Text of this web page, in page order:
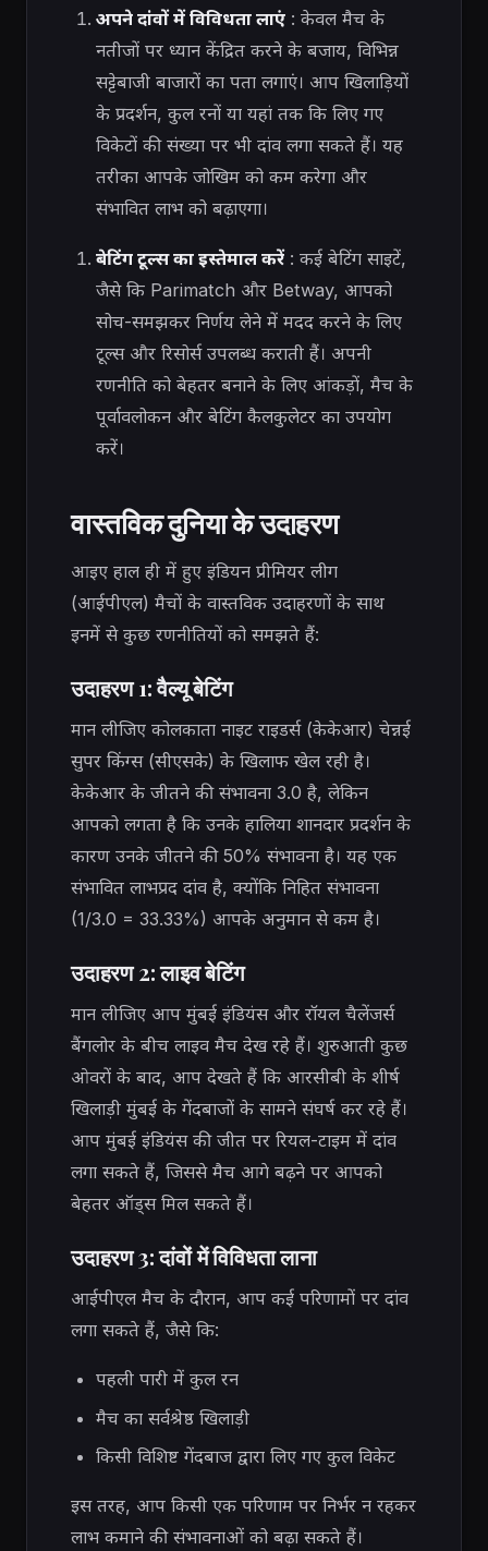
अपने दांवों में विविधता लाएं: केवल मैच के
नतीजों पर ध्यान केंद्रित करने के बजाय, विभिन्न
सट्टेबाजी बाजारों का पता लगाएं। आप खिलाड़ियों
के प्रदर्शन, कुल रनों या यहां तक ​​कि लिए गए
विकेटों की संख्या पर भी दांव लगा सकते हैं। यह
तरीका आपके जोखिम को कम करेगा और
संभावित लाभ को बढ़ाएगा।
बेटिंग टूल्स का इस्तेमाल करें: कई बेटिंग साइटें,
जैसे कि Parimatch और Betway, आपको
सोच-समझकर निर्णय लेने में मदद करने के लिए
टूल्स और रिसोर्स उपलब्ध कराती हैं। अपनी
रणनीति को बेहतर बनाने के लिए आंकड़ों, मैच के
पूर्वावलोकन और बेटिंग कैलकुलेटर का उपयोग
करें।
वास्तविक दुनिया के उदाहरण
आइए हाल ही में हुए इंडियन प्रीमियर लीग
(आईपीएल) मैचों के वास्तविक उदाहरणों के साथ
इनमें से कुछ रणनीतियों को समझते हैं:
उदाहरण 1: वैल्यू बेटिंग
मान लीजिए कोलकाता नाइट राइडर्स (केकेआर) चेन्नई
सुपर किंग्स (सीएसके) के खिलाफ खेल रही है।
केकेआर के जीतने की संभावना 3.0 है, लेकिन
आपको लगता है कि उनके हालिया शानदार प्रदर्शन के
कारण उनके जीतने की 50% संभावना है। यह एक
संभावित लाभप्रद दांव है, क्योंकि निहित संभावना
(1/3.0 = 33.33%) आपके अनुमान से कम है।
उदाहरण 2: लाइव बेटिंग
मान लीजिए आप मुंबई इंडियंस और रॉयल चैलेंजर्स
बैंगलोर के बीच लाइव मैच देख रहे हैं। शुरुआती कुछ
ओवरों के बाद, आप देखते हैं कि आरसीबी के शीर्ष
खिलाड़ी मुंबई के गेंदबाजों के सामने संघर्ष कर रहे हैं।
आप मुंबई इंडियंस की जीत पर रियल-टाइम में दांव
लगा सकते हैं, जिससे मैच आगे बढ़ने पर आपको
बेहतर ऑड्स मिल सकते हैं।
उदाहरण 3: दांवों में विविधता लाना
आईपीएल मैच के दौरान, आप कई परिणामों पर दांव
लगा सकते हैं, जैसे कि:
पहली पारी में कुल रन
मैच का सर्वश्रेष्ठ खिलाड़ी
किसी विशिष्ट गेंदबाज द्वारा लिए गए कुल विकेट
इस तरह, आप किसी एक परिणाम पर निर्भर न रहकर
लाभ कमाने की संभावनाओं को बढ़ा सकते हैं।